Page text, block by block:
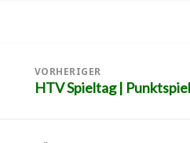
VORHERIGER
Vorheriger
HTV Spieltag |